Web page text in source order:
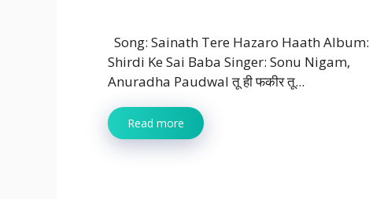
Song: Sainath Tere Hazaro Haath Album:
Shirdi Ke Sai Baba Singer: Sonu Nigam,
Anuradha Paudwal तू ही फकीर तू...
Read more